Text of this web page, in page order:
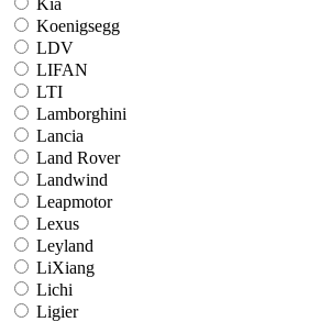
Koenigsegg
LDV
LIFAN
LTI
Lamborghini
Lancia
Land Rover
Landwind
Leapmotor
Lexus
Leyland
LiXiang
Lichi
Ligier